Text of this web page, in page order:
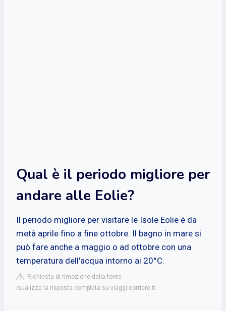
Qual è il periodo migliore per
andare alle Eolie?
Il periodo migliore per visitare le Isole Eolie è da
metà aprile fino a fine ottobre. Il bagno in mare si
può fare anche a maggio o ad ottobre con una
temperatura dell'acqua intorno ai 20°C.
Richiesta di rimozione della fonte
isualizza la risposta completa su viaggi.corriere.it